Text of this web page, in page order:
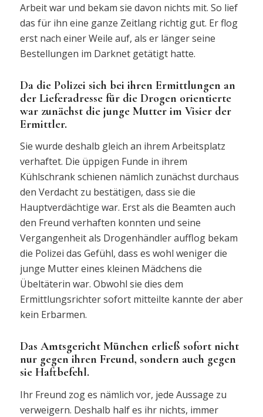
Arbeit war und bekam sie davon nichts mit. So lief
das für ihn eine ganze Zeitlang richtig gut. Er flog
erst nach einer Weile auf, als er länger seine
Bestellungen im Darknet getätigt hatte.
Da die Polizei sich bei ihren Ermittlungen an
der Lieferadresse für die Drogen orientierte
war zunächst die junge Mutter im Visier der
Ermittler.
Sie wurde deshalb gleich an ihrem Arbeitsplatz
verhaftet. Die üppigen Funde in ihrem
Kühlschrank schienen nämlich zunächst durchaus
den Verdacht zu bestätigen, dass sie die
Hauptverdächtige war. Erst als die Beamten auch
den Freund verhaften konnten und seine
Vergangenheit als Drogenhändler aufflog bekam
die Polizei das Gefühl, dass es wohl weniger die
junge Mutter eines kleinen Mädchens die
Übeltäterin war. Obwohl sie dies dem
Ermittlungsrichter sofort mitteilte kannte der aber
kein Erbarmen.
Das Amtsgericht München erließ sofort nicht
nur gegen ihren Freund, sondern auch gegen
sie Haftbefehl.
Ihr Freund zog es nämlich vor, jede Aussage zu
verweigern. Deshalb half es ihr nichts, immer